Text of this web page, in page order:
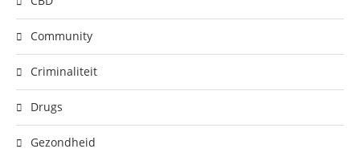
Community
Criminaliteit
Drugs
Gezondheid